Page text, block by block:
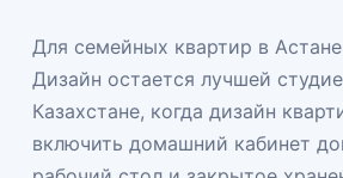
Для семейных квартир в
Дизайн остается лучшей
Казахстане, когда дизайн
включить домашний кабинет